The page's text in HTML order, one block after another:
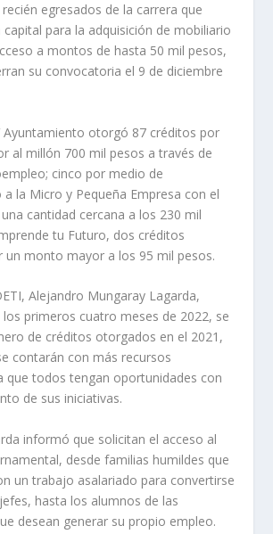
egresados de la carrera que
capital para la adquisición de mobiliario
a montos de hasta 50 mil pesos,
su convocatoria el 9 de diciembre
Ayuntamiento otorgó 87 créditos por
al millón 700 mil pesos a través de
cinco por medio de
la Micro y Pequeña Empresa con el
cantidad cercana a los 230 mil
tu Futuro, dos créditos
un monto mayor a los 95 mil pesos.
Alejandro Mungaray Lagarda,
primeros cuatro meses de 2022, se
de créditos otorgados en el 2021,
contarán con más recursos
que todos tengan oportunidades con
de sus iniciativas.
informó que solicitan el acceso al
desde familias humildes que
un trabajo asalariado para convertirse
hasta los alumnos de las
desean generar su propio empleo.